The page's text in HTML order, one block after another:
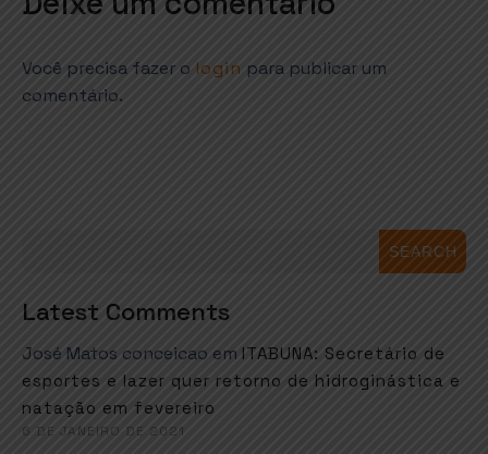
Você precisa fazer o login para publicar um
comentário.
SEARCH
Latest Comments
José Matos conceicao em ITABUNA: Secretário de
esportes e lazer quer retorno de hidroginástica e
natação em fevereiro
6 DE JANEIRO DE 2021